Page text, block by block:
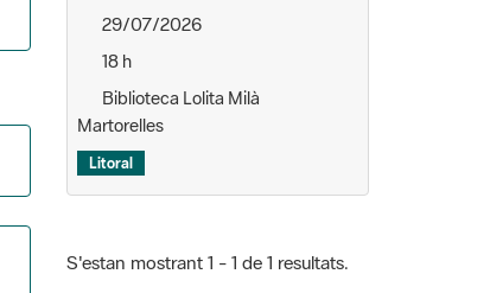
29/07/2026
18 h
Biblioteca Lolita Milà
Martorelles
Litoral
S'estan mostrant 1 - 1 de 1 resultats.